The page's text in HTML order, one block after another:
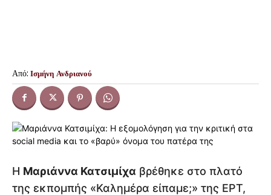
Από: Ισμήνη Ανδριανού
Η Μαριάννα Κατσιμίχα βρέθηκε στο πλατό
της εκπομπής «Καλημέρα είπαμε;» της ΕΡΤ,